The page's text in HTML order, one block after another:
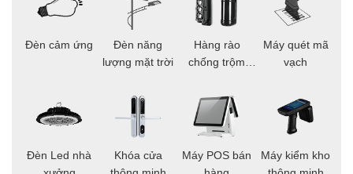
Đèn cảm ứng
Đèn Led nhà
Đèn năng
lượng mặt trời
Khóa cửa
Hàng rào
chống trộm
Máy POS bán
Máy quét mã
vạch
Máy kiểm kho